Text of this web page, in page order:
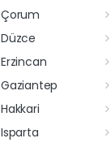
Çorum
Düzce
Erzincan
Gaziantep
Hakkari
Isparta